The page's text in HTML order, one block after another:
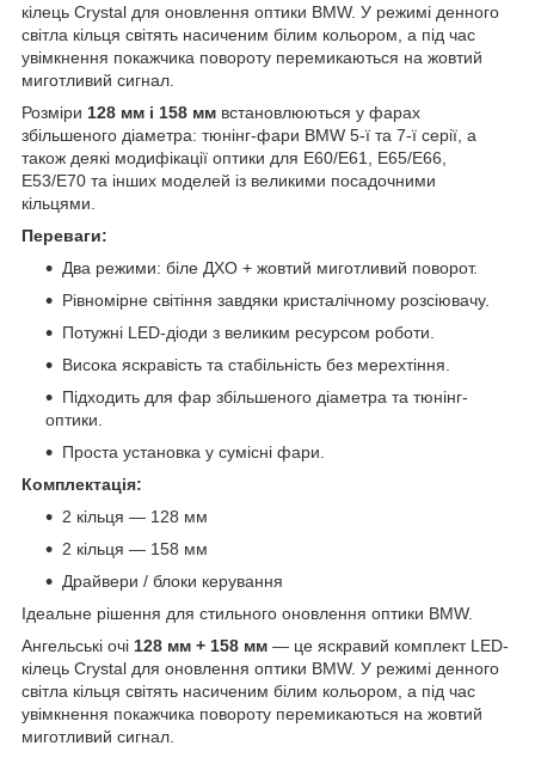
кілець Crystal для оновлення оптики BMW. У режимі денного
світла кільця світять насиченим білим кольором, а під час
увімкнення покажчика повороту перемикаються на жовтий
миготливий сигнал.
Розміри 128 мм і 158 мм встановлюються у фарах
збільшеного діаметра: тюнінг-фари BMW 5-ї та 7-ї серії, а
також деякі модифікації оптики для E60/E61, E65/E66,
E53/E70 та інших моделей із великими посадочними
кільцями.
Переваги:
Два режими: біле ДХО + жовтий миготливий поворот.
Рівномірне світіння завдяки кристалічному розсіювачу.
Потужні LED-діоди з великим ресурсом роботи.
Висока яскравість та стабільність без мерехтіння.
Підходить для фар збільшеного діаметра та тюнінг-
оптики.
Проста установка у сумісні фари.
Комплектація:
2 кільця — 128 мм
2 кільця — 158 мм
Драйвери / блоки керування
Ідеальне рішення для стильного оновлення оптики BMW.
Ангельські очі 128 мм + 158 мм — це яскравий комплект LED-
кілець Crystal для оновлення оптики BMW. У режимі денного
світла кільця світять насиченим білим кольором, а під час
увімкнення покажчика повороту перемикаються на жовтий
миготливий сигнал.